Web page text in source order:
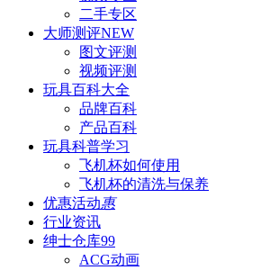
二手专区
大师测评NEW
图文评测
视频评测
玩具百科大全
品牌百科
产品百科
玩具科普学习
飞机杯如何使用
飞机杯的清洗与保养
优惠活动惠
行业资讯
绅士仓库99
ACG动画